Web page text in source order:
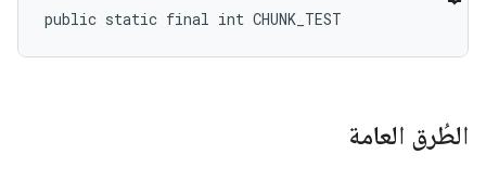
public static final int CHUNK_TEST
الطُرق العامة